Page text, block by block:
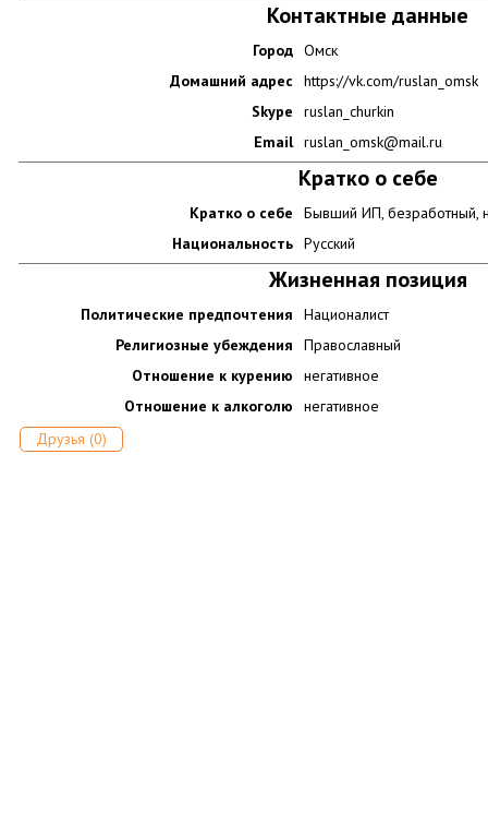
Контактные данные
Город Омск
Домашний адрес https://vk.com/ruslan_omsk
Skype
ruslan_churkin
Email ruslan_omsk@mail.ru
Кратко о себе
Кратко о себе
Бывший ИП, безработный,
Национальность Русский
Жизненная позиция
Политические предпочтения
Националист
Религиозные убеждения
Православный
Отношение к курению
негативное
Отношение к алкоголю
негативное
Друзья (0)